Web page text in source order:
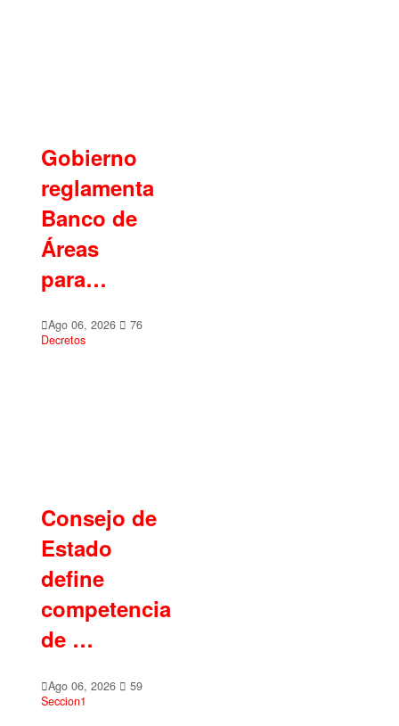
Gobierno
reglamenta
Banco de
Áreas
para…
Ago 06, 2026
76
Decretos
Consejo de
Estado
define
competencia
de …
Ago 06, 2026
59
Seccion1